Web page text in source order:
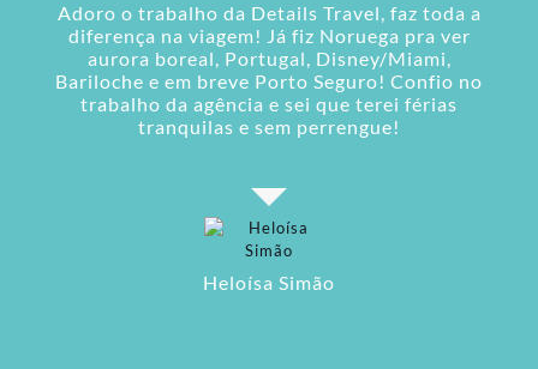
Heloísa Simão
Adoro o trabalho da Details Travel, faz toda a
diferença na viagem! Já fiz Noruega pra ver
aurora boreal, Portugal, Disney/Miami,
Bariloche e em breve Porto Seguro! Confio no
trabalho da agência e sei que terei férias
tranquilas e sem perrengue!